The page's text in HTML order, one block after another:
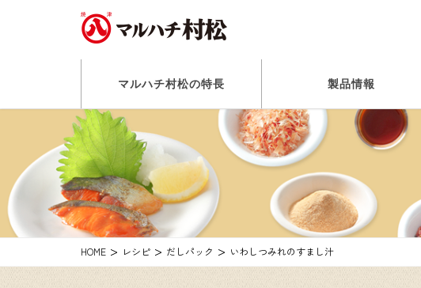
マルハチ村松の特長 製品情報
HOME レシピ だしパック いわしつみれのすまし汁